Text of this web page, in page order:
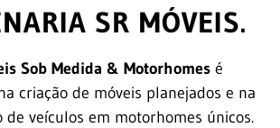
SR MÓVEIS.
Sob Medida & Motorhomes é
criação de móveis planejados e na
de veículos em motorhomes únicos.